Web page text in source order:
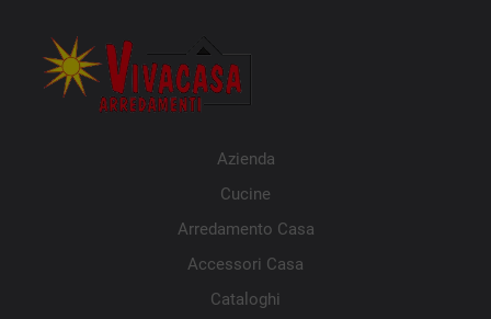
Azienda
Cucine
Arredamento Casa
Accessori Casa
Cataloghi